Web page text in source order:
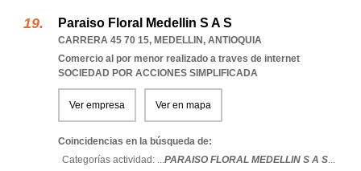
Paraiso Floral Medellin S A S
CARRERA 45 70 15, MEDELLIN, ANTIOQUIA
Comercio al por menor realizado a traves de internet
SOCIEDAD POR ACCIONES SIMPLIFICADA
Ver empresa Ver en mapa
Coincidencias en la búsqueda de:
Categorías actividad: ...PARAISO FLORAL MEDELLIN S A S...